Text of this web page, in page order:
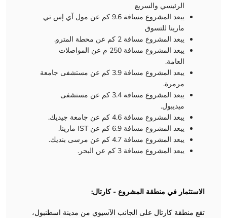
الرئيسي والسريع
يبعد المشروع مسافة 9.6 كم عن مول آي إس تي
مارينا للتسوق
يبعد المشروع مسافة 2 كم عن محطة المترو.
يبعد المشروع مسافة 250 م عن المواصلات
العامة.
يبعد المشروع مسافة 3.9 كم عن مستشفى جامعة
مرمرة.
يبعد المشروع مسافة 3.4 كم عن مستشفى
ميديبول.
يبعد المشروع مسافة 4.6 كم عن جامعة جيديك.
يبعد المشروع مسافة 6.9 كم عن IST مارينا.
يبعد المشروع مسافة 4.7 كم عن مرسى بنديك.
يبعد المشروع مسافة 3 كم عن البحر.
الاستثمار في منطقة المشروع - كارتال:
تقع منطقة كارتال على الجانب الآسيوي من مدينة اسطنبول،